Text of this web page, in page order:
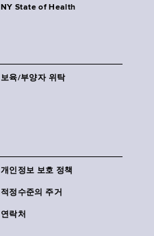
NY State of Health
보육/부양자 위탁
개인정보 보호 정책
적정수준의 주거
연락처